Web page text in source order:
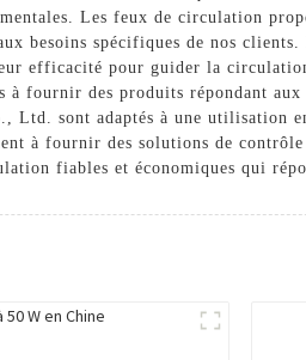
Les feux de circulation
besoins spécifiques de nos
efficacité pour guider la
à fournir des produits répondant
Ltd. sont adaptés à une utilisation
à fournir des solutions de
fiables et économiques qui